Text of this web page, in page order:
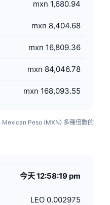
mxn 1,680.94
mxn 8,404.68
mxn 16,809.36
mxn 84,046.78
mxn 168,093.55
Mexican Peso (MXN) 多種倍數的
今天 12:58:19 pm
LEO 0.002975